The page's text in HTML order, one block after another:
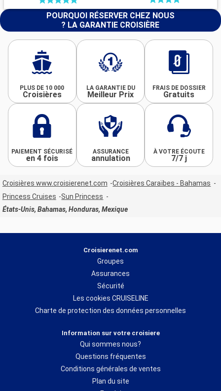
POURQUOI RÉSERVER CHEZ NOUS
? LA GARANTIE CROISIÈRE
PLUS DE 10 000
Croisières
LA GARANTIE DU
Meilleur Prix
FRAIS DE DOSSIER
Gratuits
PAIEMENT SÉCURISÉ
en 4 fois
ASSURANCE
annulation
À VOTRE ÉCOUTE
7/7 j
Croisières www.croisierenet.com
Croisières Caraïbes - Bahamas
Princess Cruises
Sun Princess
États-Unis, Bahamas, Honduras, Mexique
Croisierenet.com
Groupes
Assurances
Sécurité
Les cookies CRUISELINE
Charte de protection des données personnelles
Information sur votre croisiere
Qui sommes nous?
Questions fréquentes
Conditions générales de ventes
Plan du site